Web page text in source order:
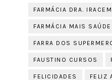
FARMÁCIA DRA.
FARMÁCIA MAIS SAÚDE
FARRA DOS
FAUSTINO CURSOS
FELICIDADES FELIZ